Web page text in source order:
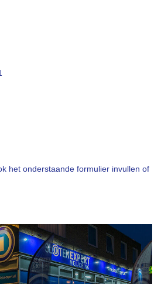
het onderstaande formulier invullen of